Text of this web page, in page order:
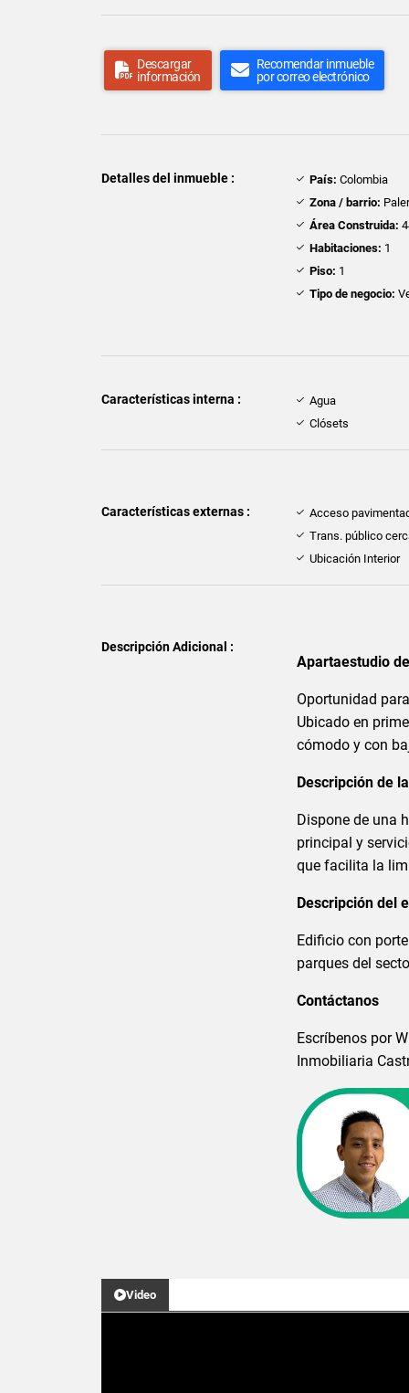
Descargar
información
Recomendar inmueble
por correo electrónico
Detalles del inmueble : País: Colombia
Zona / barrio:
Área Construida:
Habitaciones: 1
Piso: 1
Tipo de negocio:
Características interna :
Agua
Clósets
Características externas :
Acceso
Trans. público
Ubicación Interior
Descripción Adicional :
Apartaestudio
Oportunidad
Ubicado en
cómodo y con
Descripción de
Dispone de una
principal y
que facilita la
Descripción del
Edificio con
parques del
Contáctanos
Escríbenos por
Inmobiliaria
Video